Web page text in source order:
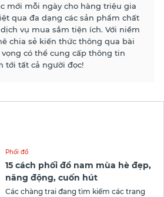
mới mỗi ngày cho hàng triệu gia
qua đa dạng các sản phẩm chất
vụ mua sắm tiện ích. Với niềm
chia sẻ kiến thức thông qua bài
vọng có thể cung cấp thông tin
tới tất cả người đọc!
Phối đồ
​15 cách phối đồ nam mùa hè đẹp,
năng động, cuốn hút
Các chàng trai đang tìm kiếm các trang